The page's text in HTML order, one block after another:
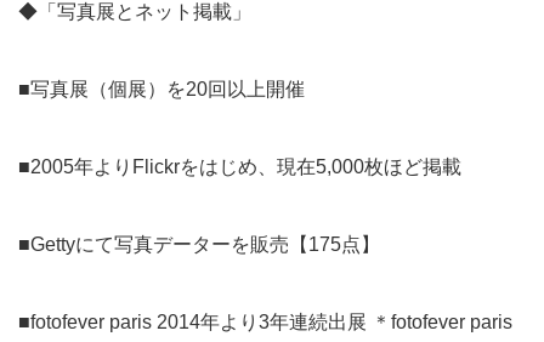
◆「写真展とネット掲載」
■写真展（個展）を20回以上開催
■2005年よりFlickrをはじめ、現在5,000枚ほど掲載
■Gettyにて写真データーを販売【175点】
■fotofever paris 2014年より3年連続出展 ＊fotofever paris